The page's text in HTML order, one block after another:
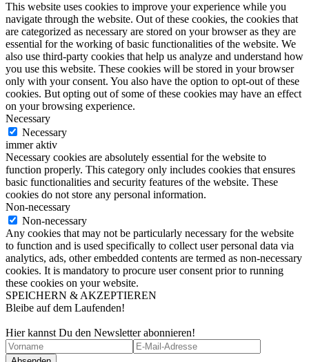
This website uses cookies to improve your experience while you
navigate through the website. Out of these cookies, the cookies that
are categorized as necessary are stored on your browser as they are
essential for the working of basic functionalities of the website. We
also use third-party cookies that help us analyze and understand how
you use this website. These cookies will be stored in your browser
only with your consent. You also have the option to opt-out of these
cookies. But opting out of some of these cookies may have an effect
on your browsing experience.
Necessary
Necessary
immer aktiv
Necessary cookies are absolutely essential for the website to
function properly. This category only includes cookies that ensures
basic functionalities and security features of the website. These
cookies do not store any personal information.
Non-necessary
Non-necessary
Any cookies that may not be particularly necessary for the website
to function and is used specifically to collect user personal data via
analytics, ads, other embedded contents are termed as non-necessary
cookies. It is mandatory to procure user consent prior to running
these cookies on your website.
SPEICHERN & AKZEPTIEREN
Bleibe auf dem Laufenden!
Hier kannst Du den Newsletter abonnieren!